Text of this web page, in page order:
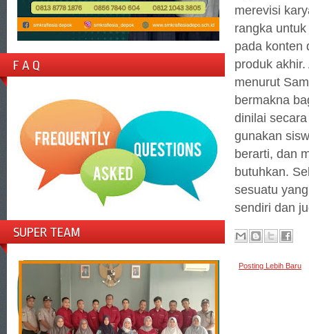
F A Q
SUPER TEAM
merevisi
rangka
pada konten
produk
menurut
bermakna
dinilai
gunakan
berarti, dan
butuhkan.
sesuatu
sendiri dan
Posting Lebih Baru